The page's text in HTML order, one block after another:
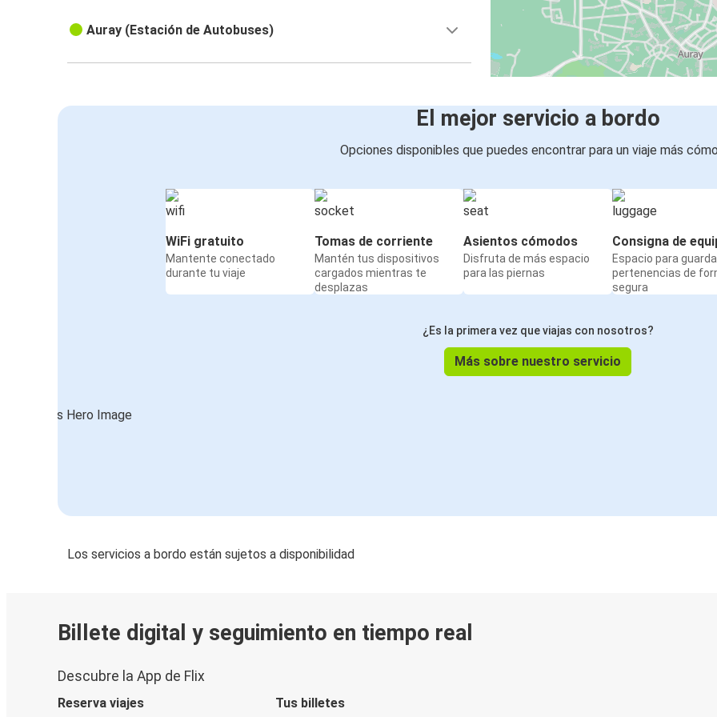
Auray (Estación de Autobuses)
El mejor servicio a bordo
Opciones disponibles que puedes encontrar para un viaje más
WiFi gratuito
Mantente conectado
durante tu viaje
Tomas de corriente
Mantén tus dispositivos
cargados mientras te
desplazas
Asientos cómodos
Disfruta de más espacio
para las piernas
Consigna de
Espacio para
pertenencias de
segura
¿Es la primera vez que viajas con nosotros?
Más sobre nuestro servicio
Los servicios a bordo están sujetos a disponibilidad
Billete digital y seguimiento en tiempo real
Descubre la App de Flix
Reserva viajes Tus billetes